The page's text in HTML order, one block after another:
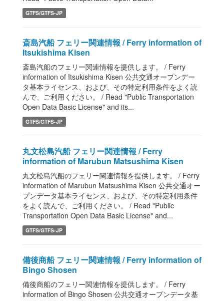
GTFS/GTFS-JP
斎島汽船 フェリー関連情報 / Ferry information of
Itsukishima Kisen
斎島汽船のフェリー関連情報を提供します。 / Ferry
information of Itsukishima Kisen 公共交通オープンデー
タ基本ライセンス、および、その特定利用条件をよく読
んで、ご利用ください。 / Read "Public Transportation
Open Data Basic License" and its...
GTFS/GTFS-JP
丸文松島汽船 フェリー関連情報 / Ferry
information of Marubun Matsushima Kisen
丸文松島汽船のフェリー関連情報を提供します。 / Ferry
information of Marubun Matsushima Kisen 公共交通オー
プンデータ基本ライセンス、および、その特定利用条件
をよく読んで、ご利用ください。 / Read "Public
Transportation Open Data Basic License" and...
GTFS/GTFS-JP
備後商船 フェリー関連情報 / Ferry information of
Bingo Shosen
備後商船のフェリー関連情報を提供します。 / Ferry
information of Bingo Shosen 公共交通オープンデータ基